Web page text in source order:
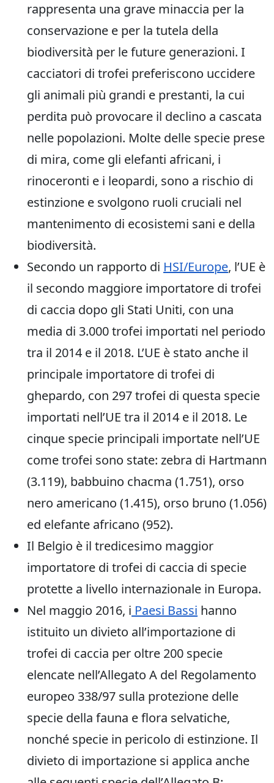
rappresenta una grave minaccia per la
conservazione e per la tutela della
biodiversità per le future generazioni. I
cacciatori di trofei preferiscono uccidere
gli animali più grandi e prestanti, la cui
perdita può provocare il declino a cascata
nelle popolazioni. Molte delle specie prese
di mira, come gli elefanti africani, i
rinoceronti e i leopardi, sono a rischio di
estinzione e svolgono ruoli cruciali nel
mantenimento di ecosistemi sani e della
biodiversità.
Secondo un rapporto di HSI/Europe, l’UE è
il secondo maggiore importatore di trofei
di caccia dopo gli Stati Uniti, con una
media di 3.000 trofei importati nel periodo
tra il 2014 e il 2018. L’UE è stato anche il
principale importatore di trofei di
ghepardo, con 297 trofei di questa specie
importati nell’UE tra il 2014 e il 2018. Le
cinque specie principali importate nell’UE
come trofei sono state: zebra di Hartmann
(3.119), babbuino chacma (1.751), orso
nero americano (1.415), orso bruno (1.056)
ed elefante africano (952).
Il Belgio è il tredicesimo maggior
importatore di trofei di caccia di specie
protette a livello internazionale in Europa.
Nel maggio 2016, i Paesi Bassi hanno
istituito un divieto all’importazione di
trofei di caccia per oltre 200 specie
elencate nell’Allegato A del Regolamento
europeo 338/97 sulla protezione delle
specie della fauna e flora selvatiche,
nonché specie in pericolo di estinzione. Il
divieto di importazione si applica anche